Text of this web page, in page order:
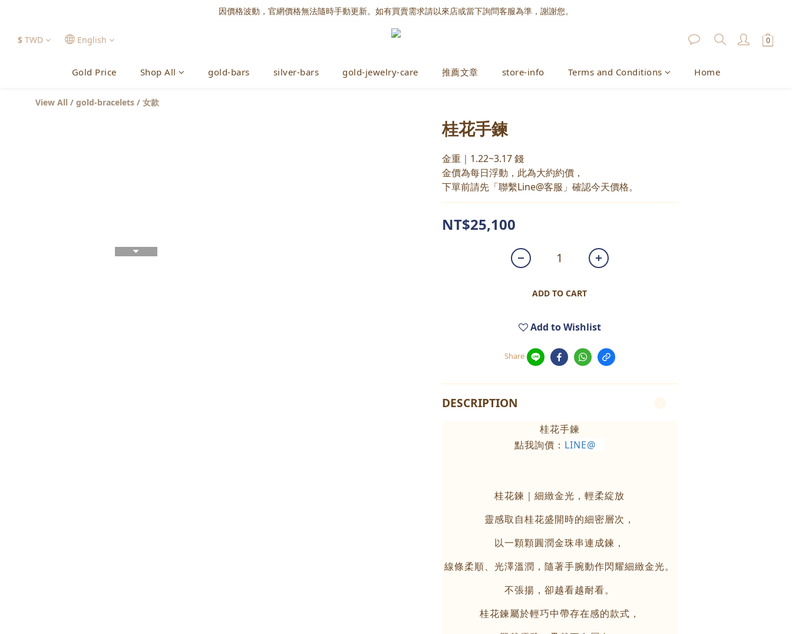
因價格波動，官網價格無法隨時手動更新。如有買賣需求請以來店或當下詢問客服為準，謝謝您。
$ TWD English
Gold Price Shop All gold-bars silver-bars gold-jewelry-care 推薦文章 store-info Terms and Conditions Home
View All / gold-bracelets / 女款
桂花手鍊
金重｜1.22~3.17 錢
金價為每日浮動，此為大約約價，
下單前請先「聯繫Line@客服」確認今天價格。
NT$25,100
ADD TO CART
Add to Wishlist
Share
DESCRIPTION
桂花手鍊
點我詢價： LINE@
桂花鍊｜細緻金光，輕柔綻放
靈感取自桂花盛開時的細密層次，
以一顆顆圓潤金珠串連成鍊，
線條柔順、光澤溫潤，隨著手腕動作閃耀細緻金光。
不張揚，卻越看越耐看。
桂花鍊屬於輕巧中帶存在感的款式，